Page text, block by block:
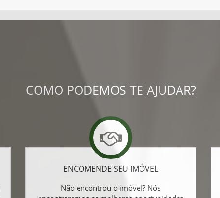
COMO PODEMOS TE AJUDAR?
ENCOMENDE SEU IMÓVEL
Não encontrou o imóvel? Nós